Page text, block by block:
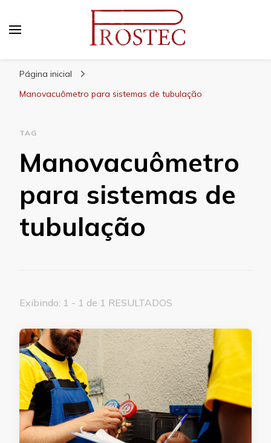
Página inicial
Manovacuômetro para sistemas de tubulação
TAG
Manovacuômetro
para sistemas de
tubulação
Exibindo: 1 - 1 de 1 RESULTADOS